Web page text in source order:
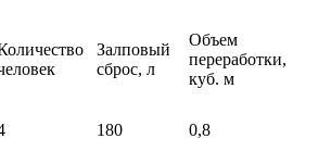
Залповый
сброс, л
Объем
переработки,
куб. м
180 0,8